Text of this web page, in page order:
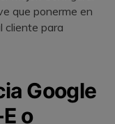
que ponerme en
cliente para
Google
o